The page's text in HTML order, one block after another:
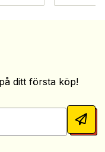
ditt första köp!